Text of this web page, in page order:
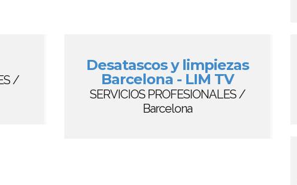
/
Desatascos y limpiezas
Barcelona - LIM TV
SERVICIOS PROFESIONALES /
Barcelona